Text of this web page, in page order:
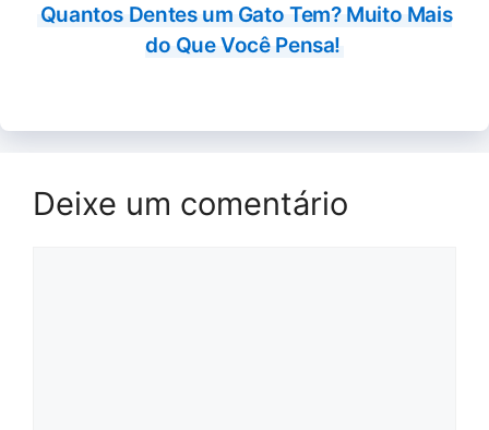
Quantos Dentes um Gato Tem? Muito Mais
do Que Você Pensa!
Deixe um comentário